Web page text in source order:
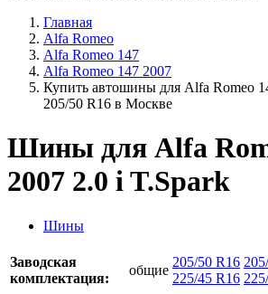
Главная
Alfa Romeo
Alfa Romeo 147
Alfa Romeo 147 2007
Купить автошины для Alfa Romeo
205/50 R16 в Москве
Шины для Alfa
2007 2.0 i T.Spark
Шины
Заводская
комплектация:
общие
205/50 R16
225/45 R16